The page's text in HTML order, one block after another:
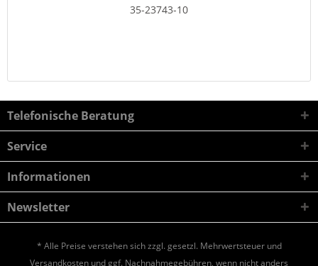
35-23743-10
Telefonische Beratung
Service
Informationen
Newsletter
* Alle Preise verstehen sich zzgl. gesetzl. Mehrwertsteuer und
Versandkosten und ggf. Nachnahmegebühren, wenn nicht anders